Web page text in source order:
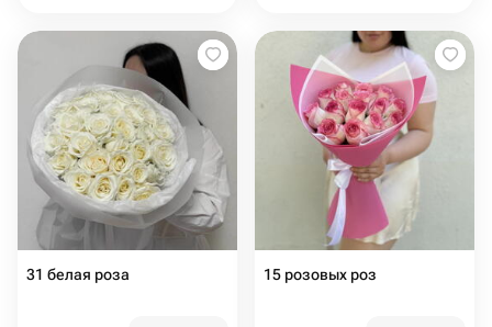
31 белая роза 15 розовых роз